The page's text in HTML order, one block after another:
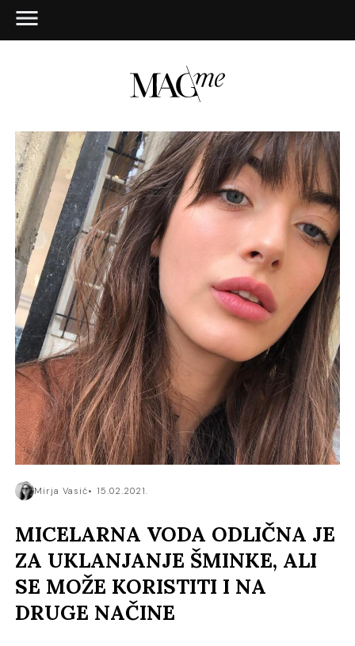
Mirja Vasić 15.02.2021.
MICELARNA VODA ODLIČNA JE
ZA UKLANJANJE ŠMINKE, ALI
SE MOŽE KORISTITI I NA
DRUGE NAČINE